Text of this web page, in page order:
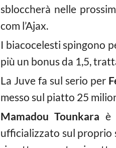
sbloccherà nelle
com l’Ajax.
I biacocelesti spingono
più un bonus da 1,5,
La Juve fa sul serio per
messo sul piatto 25
Mamadou Tounkara è
ufficializzato sul proprio